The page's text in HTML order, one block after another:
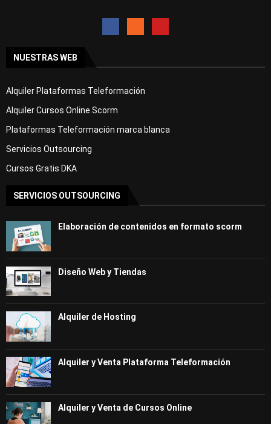
NUESTRAS WEB
Alquiler Plataformas Teleformación
Alquiler Cursos Online Scorm
Plataformas Teleformación marca blanca
Servicios Outsourcing
Cursos Gratis DKA
SERVICIOS OUTSOURCING
Elaboración de contenidos en formato scorm
Diseño Web y Tiendas
Alquiler de Hosting
Alquiler y Venta Plataforma Teleformación
Alquiler y Venta de Cursos Online